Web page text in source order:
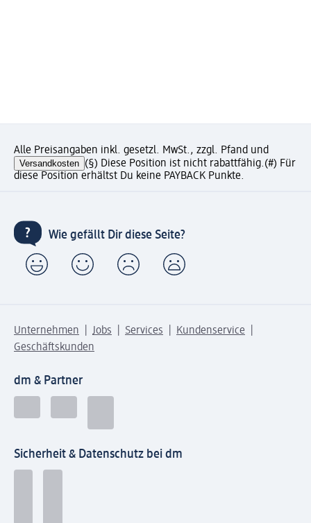
Alle Preisangaben inkl. gesetzl. MwSt., zzgl. Pfand und
Versandkosten (§) Diese Position ist nicht rabattfähig.(#) Für
diese Position erhältst Du keine PAYBACK Punkte.
Wie gefällt Dir diese Seite?
Unternehmen Jobs Services
Kundenservice
Geschäftskunden
dm & Partner
Sicherheit & Datenschutz bei dm